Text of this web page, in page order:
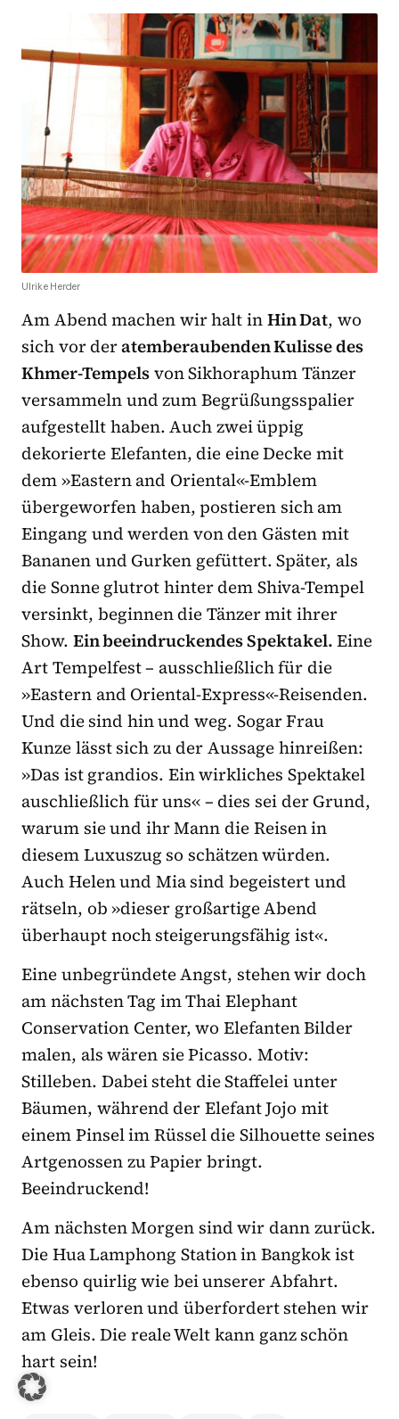
Ulrike Herder
Am Abend machen wir halt inHin Dat, wo
sich vor deratemberaubenden Kulisse des
Khmer-Tempelsvon Sikhoraphum Tänzer
versammeln und zum Begrüßungsspalier
aufgestellt haben. Auch zwei üppig
dekorierte Elefanten, die eine Decke mit
dem »Eastern and Oriental«-Emblem
übergeworfen haben, postieren sich am
Eingang und werden von den Gästen mit
Bananen und Gurken gefüttert. Später, als
die Sonne glutrot hinter dem Shiva-Tempel
versinkt, beginnen die Tänzer mit ihrer
Show. Ein beeindruckendes Spektakel.Eine
Art Tempelfest – ausschließlich für die
»Eastern and Oriental-Express«-Reisenden.
Und die sind hin und weg. Sogar Frau
Kunze lässt sich zu der Aussage hinreißen:
»Das ist grandios. Ein wirkliches Spektakel
auschließlich für uns« – dies sei der Grund,
warum sie und ihr Mann die Reisen in
diesem Luxuszug so schätzen würden.
Auch Helen und Mia sind begeistert und
rätseln, ob »dieser großartige Abend
überhaupt noch steigerungsfähig ist«.
Eine unbegründete Angst, stehen wir doch
am nächs­ten Tag im Thai Elephant
Conservation Center, wo Elefanten Bilder
malen, als wären sie Picasso. Motiv:
Stilleben. Dabei steht die Staffelei unter
Bäumen, während der Elefant Jojo mit
einem Pinsel im Rüssel die Silhouette seines
Artgenossen zu Papier bringt.
Beeindruckend!
Am nächsten Morgen sind wir dann zurück.
Die Hua Lamphong Station in Bangkok ist
ebenso quirlig wie bei unserer Abfahrt.
Etwas verloren und überfordert stehen wir
am Gleis. Die reale Welt kann ganz schön
hart sein!